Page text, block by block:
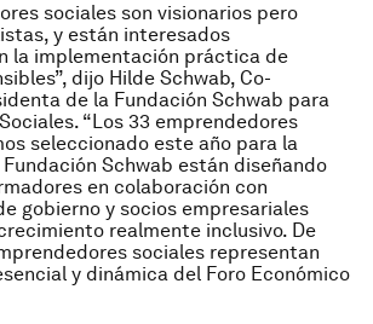
sociales son visionarios pero
y están interesados
la implementación práctica de
dijo Hilde Schwab, Co-
de la Fundación Schwab para
“Los 33 emprendedores
seleccionado este año para la
Schwab están diseñando
en colaboración con
gobierno y socios empresariales
realmente inclusivo. De
sociales representan
y dinámica del Foro Económico